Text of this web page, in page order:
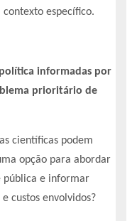
específico.
informadas por
prioritário de
científicas podem
opção para abordar
pública e informar
custos envolvidos?